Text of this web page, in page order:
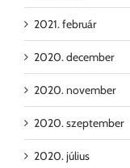
2021. február
2020. december
2020. november
2020. szeptember
2020. július